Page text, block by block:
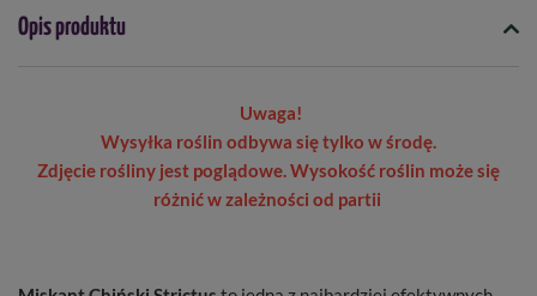
Opis produktu
Uwaga!
Wysyłka roślin odbywa się tylko w środę.
Zdjęcie rośliny jest poglądowe. Wysokość roślin może się
różnić w zależności od partii